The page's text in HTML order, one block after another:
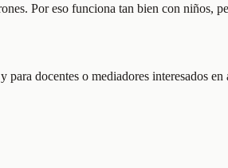
Por eso funciona tan bien con niños,
docentes o mediadores interesados